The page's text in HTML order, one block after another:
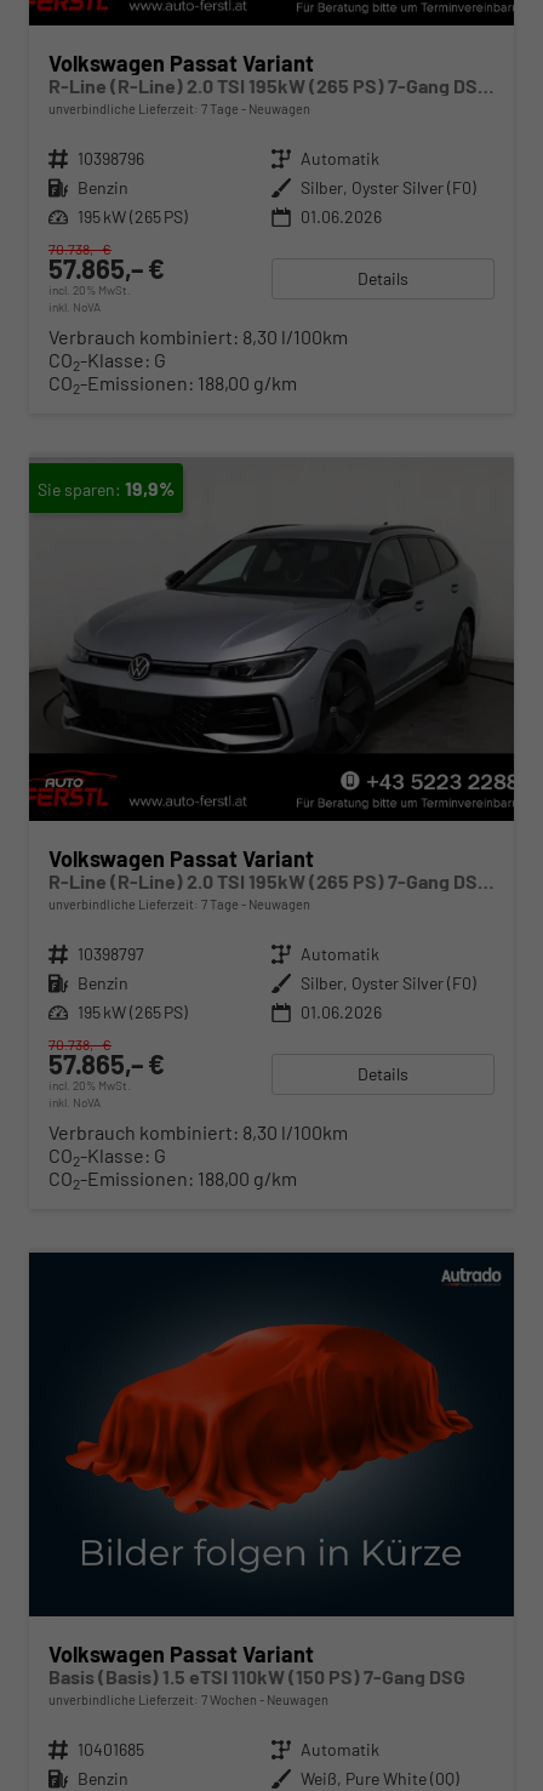
Volkswagen Passat Variant
R-Line (R-Line) 2.0 TSI 195kW (265 PS) 7-Gang DSG 4MOTION
unverbindliche Lieferzeit: 7 Tage Neuwagen
Fahrzeugnr. 10398796 Getriebe Automatik
Kraftstoff Benzin Außenfarbe Silber, Oyster Silver (F0)
Leistung 195 kW (265 PS) 01.06.2026
57.865,– €
incl. 20% MwSt.
inkl. NoVA
70.738,– €
Details
Verbrauch kombiniert: 8,30 l/100km
CO2-Klasse: G
CO2-Emissionen: 188,00 g/km
19,9%
Volkswagen Passat Variant
R-Line (R-Line) 2.0 TSI 195kW (265 PS) 7-Gang DSG 4MOTION
unverbindliche Lieferzeit: 7 Tage Neuwagen
Fahrzeugnr. 10398797 Getriebe Automatik
Kraftstoff Benzin Außenfarbe Silber, Oyster Silver (F0)
Leistung 195 kW (265 PS) 01.06.2026
57.865,– €
incl. 20% MwSt.
inkl. NoVA
70.738,– €
Details
Verbrauch kombiniert: 8,30 l/100km
CO2-Klasse: G
CO2-Emissionen: 188,00 g/km
Volkswagen Passat Variant
Basis (Basis) 1.5 eTSI 110kW (150 PS) 7-Gang DSG
unverbindliche Lieferzeit: 7 Wochen Neuwagen
Fahrzeugnr. 10401685 Getriebe Automatik
Kraftstoff Benzin Außenfarbe Weiß, Pure White (0Q)